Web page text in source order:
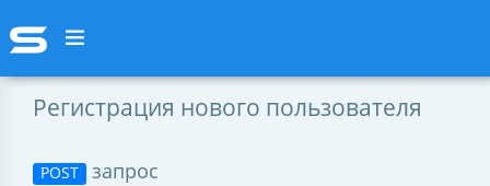
Регистрация нового пользователя
POST запрос